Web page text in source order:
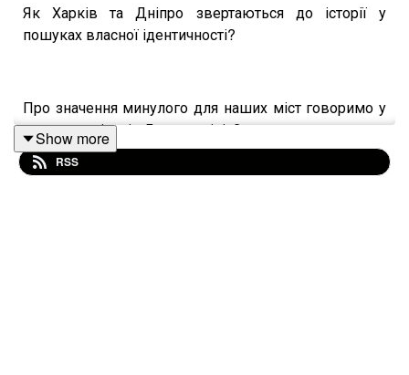
Як Харків та Дніпро звертаються до історії у
пошуках власної ідентичності?
Про значення минулого для наших міст говоримо у
другому епізоді «Де твоя лінія?» разом з:
Show more
RSS